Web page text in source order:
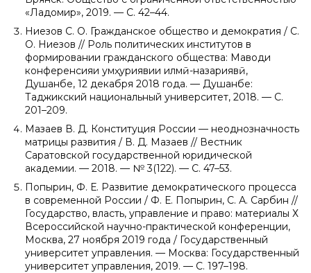
«Ладомир», 2019. — С. 42–44.
Ниезов С. О. Гражданское общество и демократия / С.
О. Ниезов // Роль политических институтов в
формировании гражданского общества: Маводи
конференсияи ҷумҳуриявии илмӣ-назариявӣ,
Душанбе, 12 декабря 2018 года. — Душанбе:
Таджикский национальный университет, 2018. — С.
201–209.
Мазаев В. Д. Конституция России — неоднозначность
матрицы развития / В. Д. Мазаев // Вестник
Саратовской государственной юридической
академии. — 2018. — № 3(122). — С. 47–53.
Попырин, Ф. Е. Развитие демократического процесса
в современной России / Ф. Е. Попырин, С. А. Сарбин //
Государство, власть, управление и право: материалы Х
Всероссийской научно-практической конференции,
Москва, 27 ноября 2019 года / Государственный
университет управления. — Москва: Государственный
университет управления, 2019. — С. 197–198.